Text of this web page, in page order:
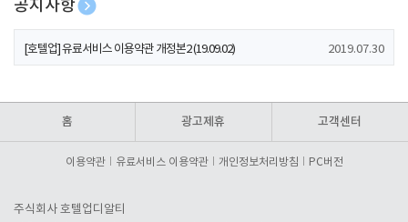
공지사항
[호텔업] 개인정보 처리방침 개정본1 (19.09.02)
[호텔업] 유료서비스 이용약관 개정본2 (19.09.02) 2019.07.30
홈 광고제휴 고객센터
이용약관 유료서비스 이용약관 개인정보처리방침 PC버전
주식회사 호텔업디알티